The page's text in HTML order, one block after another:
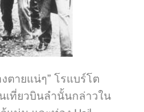
ตายแน่ๆ” โรแบร์โต
เที่ยวบินลำนั้นกล่าวใน